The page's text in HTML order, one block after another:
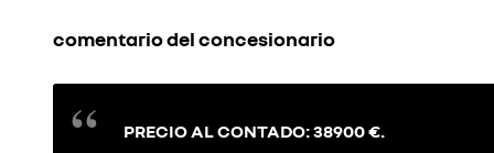
comentario del concesionario
PRECIO AL CONTADO: 38900 €.